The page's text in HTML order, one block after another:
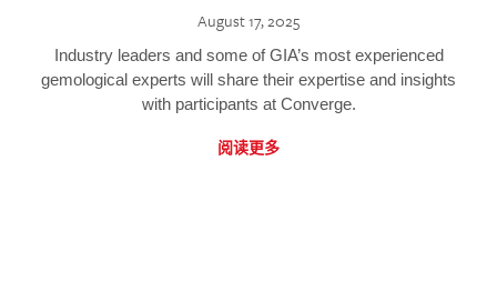
August 17, 2025
Industry leaders and some of GIA’s most experienced
gemological experts will share their expertise and insights
with participants at Converge.
阅读更多